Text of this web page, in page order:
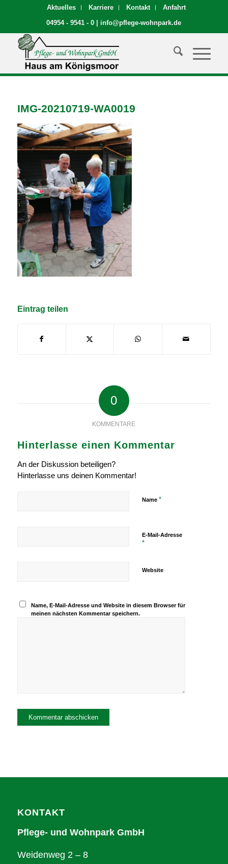
Aktuelles Karriere Kontakt
Anfahrt
04954 - 9541 - 0
info@pflege-wohnpark.de
IMG-20210719-WA0019
Eintrag teilen
0
KOMMENTARE
Hinterlasse einen Kommentar
An der Diskussion beteiligen?
Hinterlasse uns deinen Kommentar!
Name *
E-Mail-Adresse
*
Website
Name, E-Mail-Adresse und Website in diesem Browser für
meinen nächsten Kommentar speichern.
KONTAKT
Pflege- und Wohnpark GmbH
Weidenweg 2 – 8